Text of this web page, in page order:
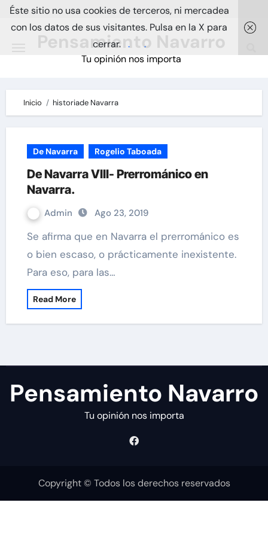
Skip
Pensamiento Navarro
Tu opinión nos importa
Inicio historiade Navarra
De Navarra Rogelio Taboada
De Navarra VIII- Prerrománico en
Navarra.
Admin Ago 23, 2019
Se afirma que en Navarra el prerrománico es
o bien escaso, o prácticamente inexistente.
Para eso, para las…
Read More
Pensamiento Navarro
Tu opinión nos importa
Copyright © Todos los derechos reservados
Éste sitio no usa cookies de terceros, ni mercadea
con los datos de sus visitantes. Pulsa en la X para
cerrar. . .